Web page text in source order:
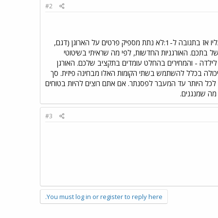
#2
שלום קוסטיקה, האורהיט שלכם בהחלט אינו הכרחי וייתכן שיהיה אפילו מאוד לא נוח לילדה שלכם ללמוד לנגן עליו אז בתגובה ל-1:לא נתת מספיק פרטים על הארוגן (דגם,
מכובד שיתאים לצרכיה של בתכם. האורגניות החדשות, לפי מה שראיתי בשיטוטי
לילדה - והמחירים בהחלט עומדים בתקציב שלכם. האורגן
בכלל להשתמש בשתי הקומות האלו מבחינה פיזית. סך
כלי שמשמש רק שנתיים- שלוש לכל היותר עד המעבר לפסנתר. אם אתם רוצים להיות בטוחים
שמנגנים.
#3
You must log in or register to reply here.